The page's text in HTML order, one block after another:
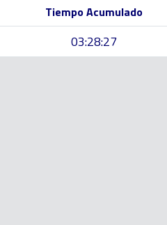
Tiempo Acumulado
03:28:27